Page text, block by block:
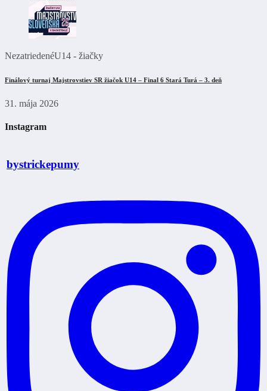
NezatriedenéU14 - žiačky
Finálový turnaj Majstrovstiev SR žiačok U14 – Final 6 Stará Turá – 3. deň
31. mája 2026
Instagram
bystrickepumy